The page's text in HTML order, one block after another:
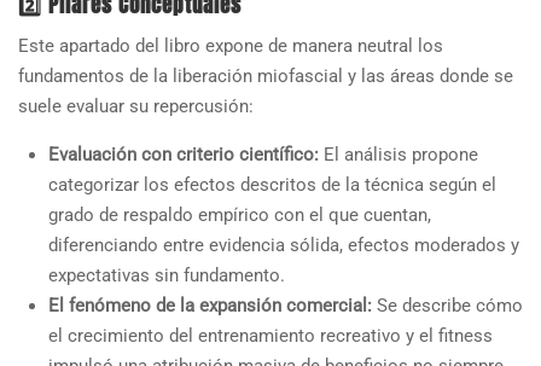
Este apartado del libro expone de manera neutral los
fundamentos de la liberación miofascial y las áreas donde se
suele evaluar su repercusión:
Evaluación con criterio científico: El análisis propone
categorizar los efectos descritos de la técnica según el
grado de respaldo empírico con el que cuentan,
diferenciando entre evidencia sólida, efectos moderados y
expectativas sin fundamento.
El fenómeno de la expansión comercial: Se describe cómo
el crecimiento del entrenamiento recreativo y el fitness